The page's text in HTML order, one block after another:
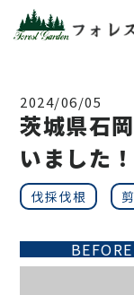
2024/06/05
茨城県石
いました！
伐採伐根
BEFORE